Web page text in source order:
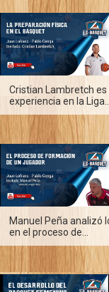
Cristian Lambretch es
experiencia en la Liga...
Manuel Peña analizó
en el proceso de...